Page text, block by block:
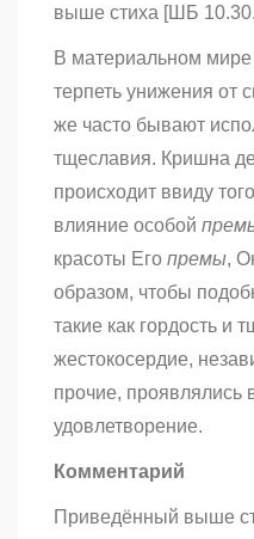
выше стиха [ШБ
В материальном
терпеть унижения от
же часто бывают
тщеславия. Кришна
происходит ввиду
влияние особой
красоты Его премы,
образом, чтобы
такие как гордость и
жестокосердие,
прочие, проявлялись
удовлетворение.
Комментарий
Приведённый выше